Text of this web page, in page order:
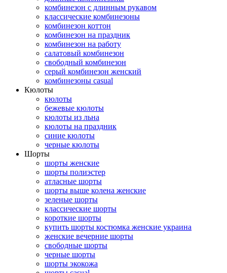
комбинезон с длинным рукавом
классические комбинезоны
комбинезон коттон
комбинезон на праздник
комбинезон на работу
салатовый комбинезон
свободный комбинезон
серый комбинезон женский
комбинезоны casual
Кюлоты
кюлоты
бежевые кюлоты
кюлоты из льна
кюлоты на праздник
синие кюлоты
черные кюлоты
Шорты
шорты женские
шорты полиэстер
атласные шорты
шорты выше колена женские
зеленые шорты
классические шорты
короткие шорты
купить шорты костюмка женские украина
женские вечерние шорты
свободные шорты
черные шорты
шорты экокожа